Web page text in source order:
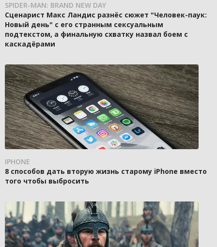
SPIDER-MAN: BRAND NEW DAY
Сценарист Макс Ландис разнёс сюжет "Человек-паук:
Новый день" с его странным сексуальным
подтекстом, а финальную схватку назвал боем с
каскадёрами
IPHONE
8 способов дать вторую жизнь старому iPhone вместо
того чтобы выбросить